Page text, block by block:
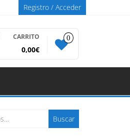
Registro / Acceder
CARRITO
0,00€
0
Buscar